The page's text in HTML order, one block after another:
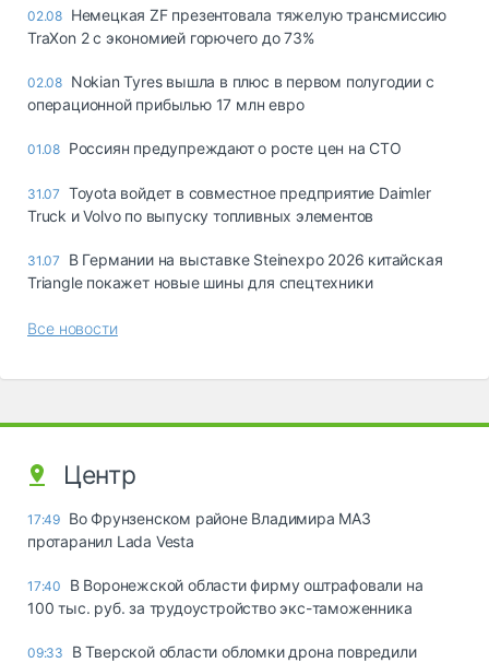
02.08 Немецкая ZF презентовала тяжелую трансмиссию
TraXon 2 с экономией горючего до 73%
02.08 Nokian Tyres вышла в плюс в первом полугодии с
операционной прибылью 17 млн евро
01.08 Россиян предупреждают о росте цен на СТО
31.07 Toyota войдет в совместное предприятие Daimler
Truck и Volvo по выпуску топливных элементов
31.07
В Германии на выставке Steinexpo 2026 китайская
Triangle покажет новые шины для спецтехники
Все новости
Центр
17:49 Во Фрунзенском районе Владимира МАЗ
протаранил Lada Vesta
17:40
В Воронежской области фирму оштрафовали на
100 тыс. руб. за трудоустройство экс-таможенника
09:33
В Тверской области обломки дрона повредили